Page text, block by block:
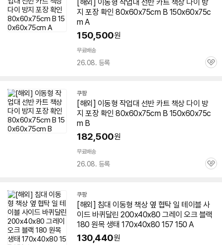
[해외] 이동형 작업대 선반 카트 책상 다이 방
지 포장 확인 80x60x75cm B 150x60x75c
m A
150,500원
무료배송
26.08. 등록
관
쿠팡
[해외] 이동형 작업대 선반 카트 책상 다이 방
지 포장 확인 80x60x75cm B 150x60x75c
m B
182,500원
무료배송
26.08. 등록
관
쿠팡
[해외] 침대 이동형 책상 옆 협탁 일 테이블 사
이드 바퀴달린 200x40x80 그레이 오크 블랙
180 원목 생태 170x40x80 157 150 A
130,440원